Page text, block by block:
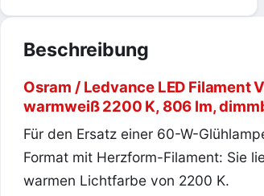
Beschreibung
Osram / Ledvance LED Filament
warmweiß 2200 K, 806 lm,
Für den Ersatz einer 60-W-
Format mit Herzform-Filament: Sie
warmen Lichtfarbe von 2200 K.